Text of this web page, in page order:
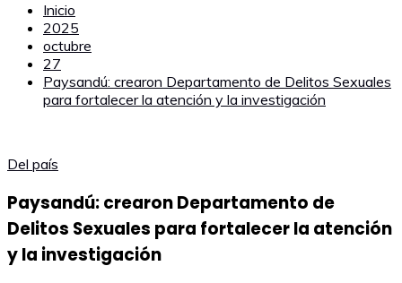
Inicio
2025
octubre
27
Paysandú: crearon Departamento de Delitos Sexuales
para fortalecer la atención y la investigación
Del país
Paysandú: crearon Departamento de
Delitos Sexuales para fortalecer la atención
y la investigación